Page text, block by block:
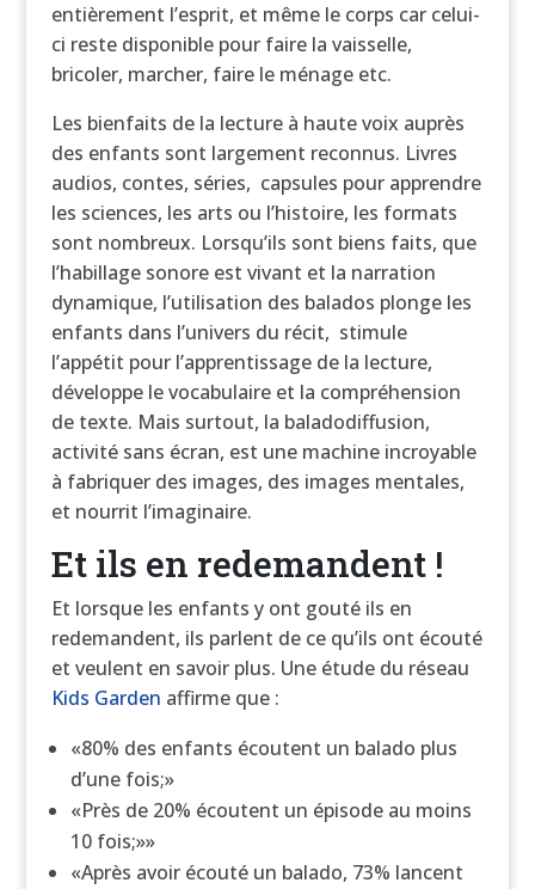
entièrement l’esprit, et même le corps car celui-
ci reste disponible pour faire la vaisselle,
bricoler, marcher, faire le ménage etc.
Les bienfaits de la lecture à haute voix auprès
des enfants sont largement reconnus. Livres
audios, contes, séries, capsules pour apprendre
les sciences, les arts ou l’histoire, les formats
sont nombreux. Lorsqu’ils sont biens faits, que
l’habillage sonore est vivant et la narration
dynamique, l’utilisation des balados plonge les
enfants dans l’univers du récit, stimule
l’appétit pour l’apprentissage de la lecture,
développe le vocabulaire et la compréhension
de texte. Mais surtout, la baladodiffusion,
activité sans écran, est une machine incroyable
à fabriquer des images, des images mentales,
et nourrit l’imaginaire.
Et ils en redemandent !
Et lorsque les enfants y ont gouté ils en
redemandent, ils parlent de ce qu’ils ont écouté
et veulent en savoir plus. Une étude du réseau
Kids Garden affirme que :
«80% des enfants écoutent un balado plus
d’une fois;»
«Près de 20% écoutent un épisode au moins
10 fois;»»
«Après avoir écouté un balado, 73% lancent